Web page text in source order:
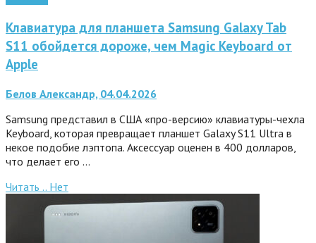
Клавиатура для планшета Samsung Galaxy Tab
S11 обойдется дороже, чем Magic Keyboard от
Apple
Белов Александр, 04.04.2026
Samsung представил в США «про-версию» клавиатуры-чехла
Keyboard, которая превращает планшет Galaxy S11 Ultra в
некое подобие лэптопа. Аксессуар оценен в 400 долларов,
что делает его …
Читать .. Нет